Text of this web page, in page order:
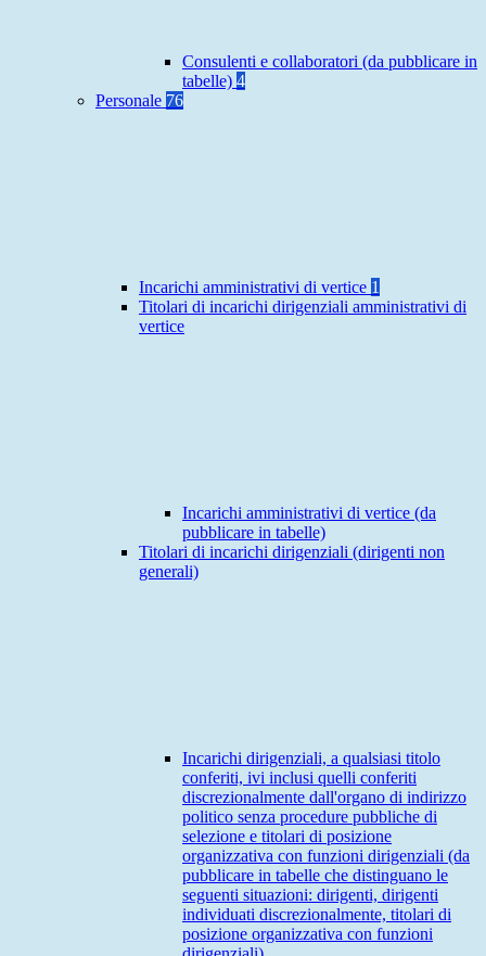
Consulenti e collaboratori (da pubblicare in
tabelle) 4
Personale 76
Incarichi amministrativi di vertice 1
Titolari di incarichi dirigenziali amministrativi di
vertice
Incarichi amministrativi di vertice (da
pubblicare in tabelle)
Titolari di incarichi dirigenziali (dirigenti non
generali)
Incarichi dirigenziali, a qualsiasi titolo
conferiti, ivi inclusi quelli conferiti
discrezionalmente dall'organo di indirizzo
politico senza procedure pubbliche di
selezione e titolari di posizione
organizzativa con funzioni dirigenziali (da
pubblicare in tabelle che distinguano le
seguenti situazioni: dirigenti, dirigenti
individuati discrezionalmente, titolari di
posizione organizzativa con funzioni